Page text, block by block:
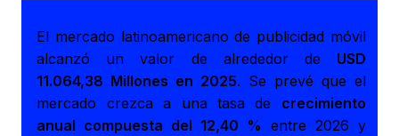
El mercado latinoamericano de publicidad móvil
alcanzó un valor de alrededor de USD
11.064,38 Millones en 2025. Se prevé que el
mercado crezca a una tasa de crecimiento
anual compuesta del 12,40 % entre 2026 y